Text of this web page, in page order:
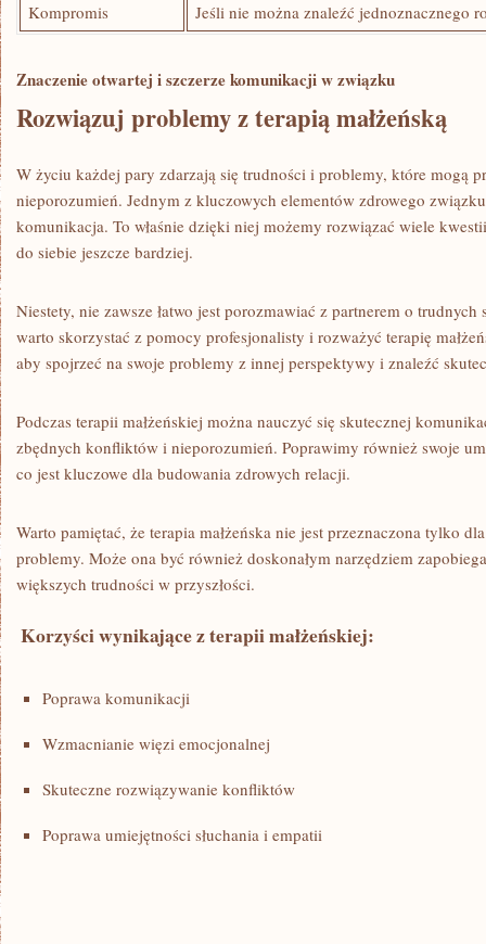
Kompromis
Jeśli nie można znaleźć jednoznacznego
Znaczenie otwartej i szczerze komunikacji w ‌związku
Rozwiązuj problemy z⁣ terapią małżeńską
W‌ życiu każdej pary zdarzają się trudności i ​problemy, które mogą
nieporozumień. Jednym z kluczowych elementów zdrowego‌
komunikacja. To właśnie ⁣dzięki niej możemy rozwiązać wiele
do siebie jeszcze bardziej.
Niestety, nie zawsze łatwo jest porozmawiać z partnerem o
warto skorzystać z pomocy profesjonalisty i rozważyć terapię
aby spojrzeć na swoje problemy ‍z innej perspektywy i znaleźć
Podczas terapii‍ małżeńskiej można nauczyć‌ się ⁤skutecznej
zbędnych konfliktów i ⁤nieporozumień. Poprawimy również swoje
co jest kluczowe dla ​budowania zdrowych relacji.
Warto pamiętać, że terapia małżeńska nie jest przeznaczona tylko
problemy. Może ona być ⁢również doskonałym narzędziem
większych⁣ trudności w przyszłości.
​ Korzyści wynikające z terapii małżeńskiej:
Poprawa komunikacji
Wzmacnianie więzi emocjonalnej
Skuteczne⁤ rozwiązywanie konfliktów
Poprawa umiejętności słuchania i empatii